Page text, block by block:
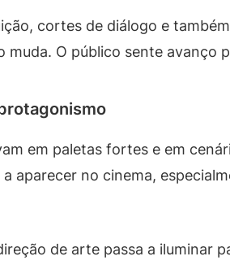
cortes de diálogo e
muda. O público sente avanço
em paletas fortes e em
aparecer no cinema,
de arte passa a iluminar